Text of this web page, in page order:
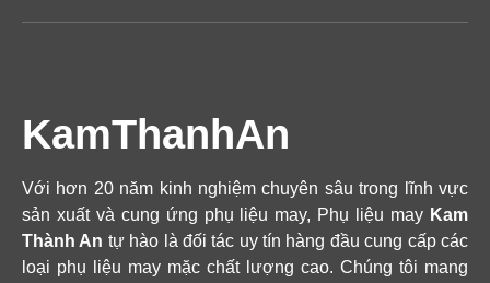
KamThanhAn
Với hơn 20 năm kinh nghiệm chuyên sâu trong lĩnh vực
sản xuất và cung ứng phụ liệu may, Phụ liệu may Kam
Thành An tự hào là đối tác uy tín hàng đầu cung cấp các
loại phụ liệu may mặc chất lượng cao. Chúng tôi mang